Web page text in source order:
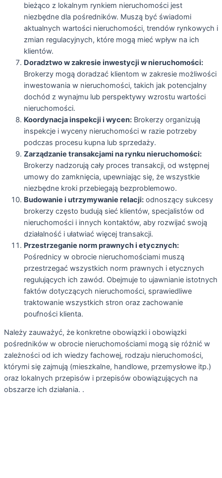
bieżąco z lokalnym rynkiem nieruchomości jest
niezbędne dla pośredników. Muszą być świadomi
aktualnych wartości nieruchomości, trendów rynkowych i
zmian regulacyjnych, które mogą mieć wpływ na ich
klientów.
Doradztwo w zakresie inwestycji w nieruchomości:
Brokerzy mogą doradzać klientom w zakresie możliwości
inwestowania w nieruchomości, takich jak potencjalny
dochód z wynajmu lub perspektywy wzrostu wartości
nieruchomości.
Koordynacja inspekcji i wycen: Brokerzy organizują
inspekcje i wyceny nieruchomości w razie potrzeby
podczas procesu kupna lub sprzedaży.
Zarządzanie transakcjami na rynku nieruchomości:
Brokerzy nadzorują cały proces transakcji, od wstępnej
umowy do zamknięcia, upewniając się, że wszystkie
niezbędne kroki przebiegają bezproblemowo.
Budowanie i utrzymywanie relacji: odnoszący sukcesy
brokerzy często budują sieć klientów, specjalistów od
nieruchomości i innych kontaktów, aby rozwijać swoją
działalność i ułatwiać więcej transakcji.
Przestrzeganie norm prawnych i etycznych:
Pośrednicy w obrocie nieruchomościami muszą
przestrzegać wszystkich norm prawnych i etycznych
regulujących ich zawód. Obejmuje to ujawnianie istotnych
faktów dotyczących nieruchomości, sprawiedliwe
traktowanie wszystkich stron oraz zachowanie
poufności klienta.
Należy zauważyć, że konkretne obowiązki i obowiązki
pośredników w obrocie nieruchomościami mogą się różnić w
zależności od ich wiedzy fachowej, rodzaju nieruchomości,
którymi się zajmują (mieszkalne, handlowe, przemysłowe itp.)
oraz lokalnych przepisów i przepisów obowiązujących na
obszarze ich działania. .